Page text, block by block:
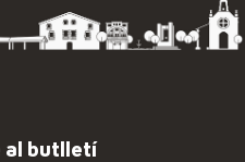
al butlletí